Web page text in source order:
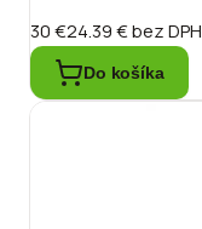
30 €24.39 €bez DPH
Do košíka